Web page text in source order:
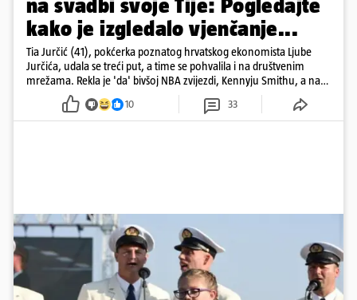
na svadbi svoje Tije: Pogledajte
kako je izgledalo vjenčanje...
Tia Jurčić (41), pokćerka poznatog hrvatskog ekonomista Ljube
Jurčića, udala se treći put, a time se pohvalila i na društvenim
mrežama. Rekla je 'da' bivšoj NBA zvijezdi, Kennyju Smithu, a na
snimkama i fotografijama je pokazala vesele trenutke s vjenčanja
10 33